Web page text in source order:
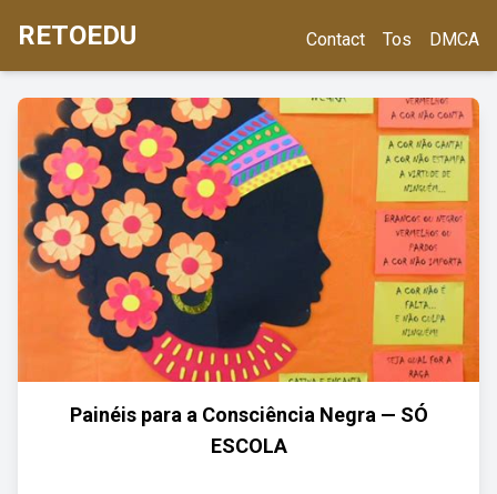
RETOEDU Contact Tos DMCA
Painéis para a Consciência Negra — SÓ
ESCOLA